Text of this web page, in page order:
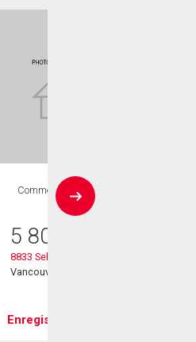
Commercial
5 800 000
8833 Selkirk Street
Vancouver, BC
Enregistrer